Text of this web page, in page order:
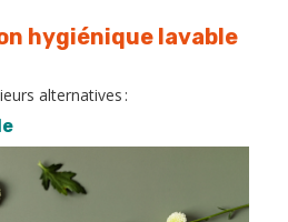
hygiénique lavable
alternatives :